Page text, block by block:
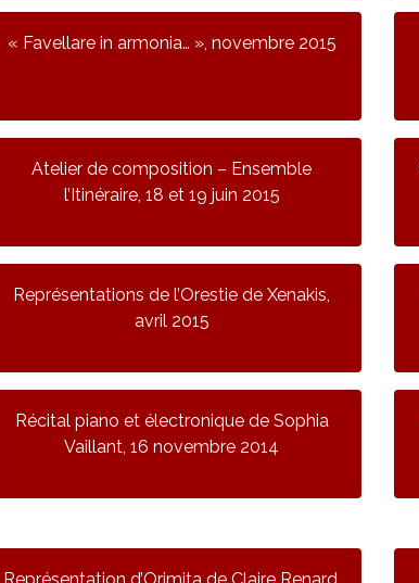
« Favellare in armonia… », novembre 2015
Atelier de composition – Ensemble
l’Itinéraire, 18 et 19 juin 2015
Représentations de l’Orestie de Xenakis,
avril 2015
Récital piano et électronique de Sophia
Vaillant, 16 novembre 2014